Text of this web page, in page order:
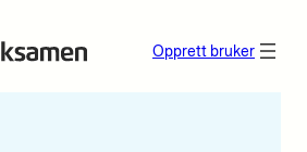
Opprett bruker